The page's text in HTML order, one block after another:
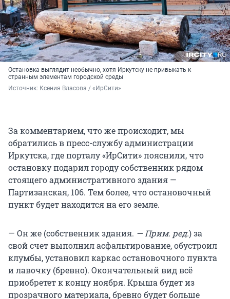
Остановка выглядит необычно, хотя Иркутску не привыкать к
странным элементам городской среды
Источник: Ксения Власова / «ИрСити»
За комментарием, что же происходит, мы
обратились в пресс-службу администрации
Иркутска, где порталу «ИрСити» пояснили, что
остановку подарил городу собственник рядом
стоящего административного здания —
Партизанская, 106. Тем более, что остановочный
пункт будет находится на его земле.
— Он же (собственник здания. — Прим. ред.) за
свой счет выполнил асфальтирование, обустроил
клумбы, установил каркас остановочного пункта
и лавочку (бревно). Окончательный вид всё
приобретет к концу ноября. Крыша будет из
прозрачного материала, бревно будет больше